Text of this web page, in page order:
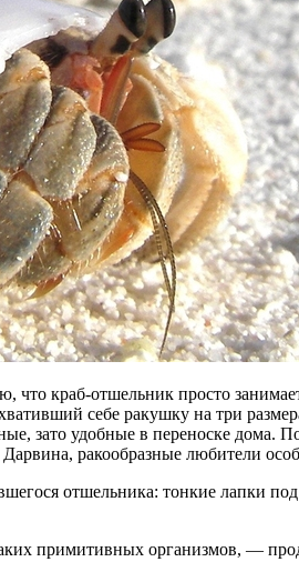
что краб-отшельник просто
себе ракушку на три
зато удобные в переноске дома.
ракообразные любители
отшельника: тонкие лапки
примитивных организмов, —